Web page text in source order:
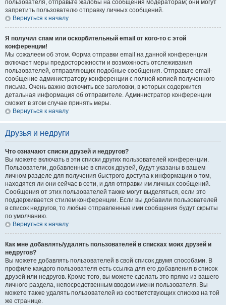
пользователя, отправьте жалобы на сообщения модераторам; они могут
запретить пользователю отправку личных сообщений.
Вернуться к началу
Я получил спам или оскорбительный email от кого-то с этой
конференции!
Мы сожалеем об этом. Форма отправки email на данной конференции
включает меры предосторожности и возможность отслеживания
пользователей, отправляющих подобные сообщения. Отправьте email-
сообщение администратору конференции с полной копией полученного
письма. Очень важно включить все заголовки, в которых содержится
детальная информация об отправителе. Администратор конференции
сможет в этом случае принять меры.
Вернуться к началу
Друзья и недруги
Что означают списки друзей и недругов?
Вы можете включать в эти списки других пользователей конференции.
Пользователи, добавленные в список друзей, будут указаны в вашем
личном разделе для получения быстрого доступа к информации о том,
находятся ли они сейчас в сети, и для отправки им личных сообщений.
Сообщения от этих пользователей также могут выделяться, если это
поддерживается стилем конференции. Если вы добавили пользователей
в список недругов, то любые отправленные ими сообщения будут скрыты
по умолчанию.
Вернуться к началу
Как мне добавлять/удалять пользователей в списках моих друзей и
недругов?
Вы можете добавлять пользователей в свой список двумя способами. В
профиле каждого пользователя есть ссылка для его добавления в список
друзей или недругов. Кроме того, вы можете сделать это прямо из вашего
личного раздела, непосредственным вводом имени пользователя. Вы
можете также удалять пользователей из соответствующих списков на той
же странице.